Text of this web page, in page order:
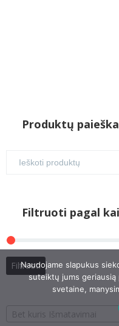
Produktų paieška
Filtruoti pagal
Filtruoti
Bet kuris Išmatavimai
Naudojame slapukus
suteiktų jums
svetaine,